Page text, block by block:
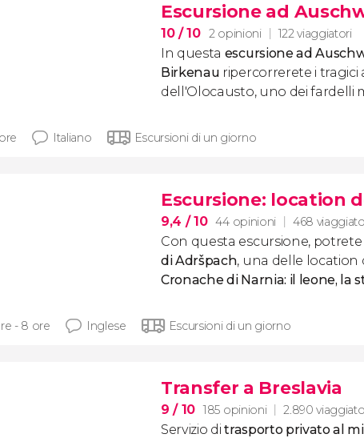
Escursione ad
10/ 10 2 opinioni 122 viaggiatori
In questa escursione ad Ausc
Birkenau ripercorrerete i tragici
dell'Olocausto, uno dei fardelli
Italiano Escursioni di un giorno
Escursione: location
9,4 / 10 44 opinioni 468
Con questa escursione,
di Adršpach, una delle location
Cronache di Narnia: il leone, la
- 8 ore Inglese Escursioni di un giorno
Transfer a Breslavia
9/ 10 185 opinioni 2.890
Servizio ditrasporto privato al